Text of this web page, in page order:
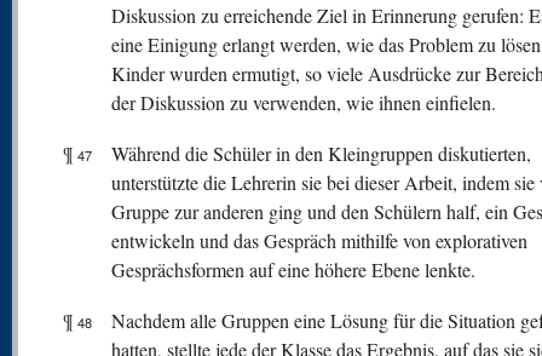
Diskussion zu erreichende Ziel in Erinnerung gerufen:
eine Einigung erlangt werden, wie das Problem zu
Kinder wurden ermutigt, so viele Ausdrücke zur
der Diskussion zu verwenden, wie ihnen einfielen.
¶ 47
Während die Schüler in den Kleingruppen diskutierten,
unterstützte die Lehrerin sie bei dieser Arbeit, indem sie
Gruppe zur anderen ging und den Schülern half, ein
entwickeln und das Gespräch mithilfe von explorativen
Gesprächsformen auf eine höhere Ebene lenkte.
¶ 48
Nachdem alle Gruppen eine Lösung für die Situation
hatten, stellte jede der Klasse das Ergebnis, auf das sie